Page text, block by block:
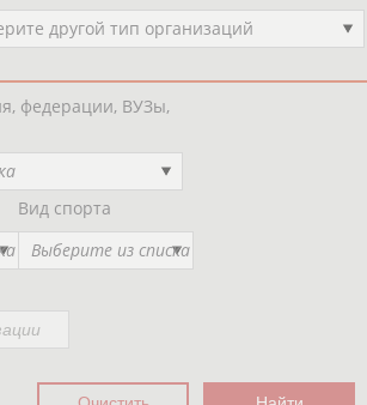
другой тип организаций
федерации, ВУЗы,
Вид спорта
Выберите из списка